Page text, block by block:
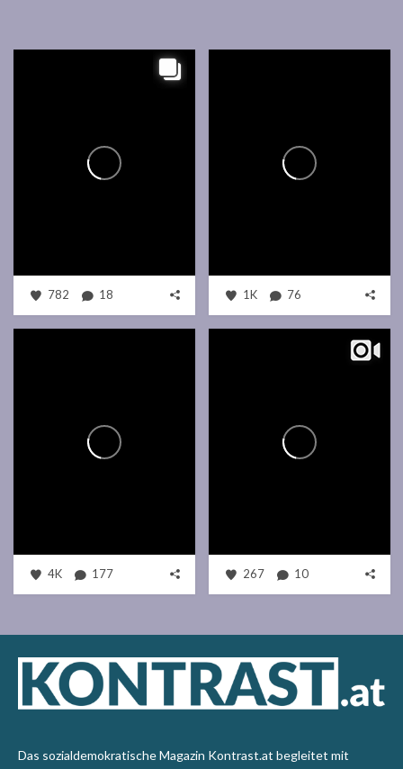
782 18 1K 76
4K 177 267 10
Das sozialdemokratische Magazin Kontrast.at begleitet mit